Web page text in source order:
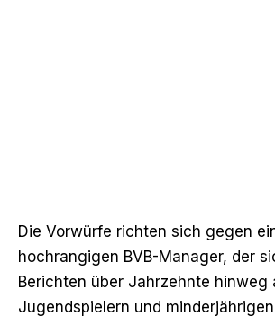
Die Vorwürfe richten sich gegen
hochrangigen BVB-Manager, der
Berichten über Jahrzehnte hinweg
Jugendspielern und